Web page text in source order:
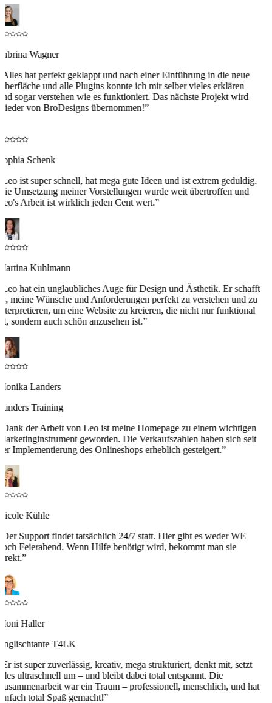
Wagner
Alles hat perfekt geklappt und nach einer Einführung in die neue
und alle Plugins konnte ich mir selber vieles erklären
sogar verstehen wie es funktioniert. Das nächste Projekt wird
von BroDesigns übernommen!”
Schenk
Leo ist super schnell, hat mega gute Ideen und ist extrem geduldig.
Umsetzung meiner Vorstellungen wurde weit übertroffen und
Arbeit ist wirklich jeden Cent wert.”
Kuhlmann
Leo hat ein unglaubliches Auge für Design und Ästhetik. Er schafft
meine Wünsche und Anforderungen perfekt zu verstehen und zu
um eine Website zu kreieren, die nicht nur funktional
sondern auch schön anzusehen ist.”
Landers
Training
Dank der Arbeit von Leo ist meine Homepage zu einem wichtigen
geworden. Die Verkaufszahlen haben sich seit
Implementierung des Onlineshops erheblich gesteigert.”
Kühle
Der Support findet tatsächlich 24/7 statt. Hier gibt es weder WE
Feierabend. Wenn Hilfe benötigt wird, bekommt man sie
”
Haller
T4LK
Er ist super zuverlässig, kreativ, mega strukturiert, denkt mit, setzt
ultraschnell um – und bleibt dabei total entspannt. Die
war ein Traum – professionell, menschlich, und hat
total Spaß gemacht!”